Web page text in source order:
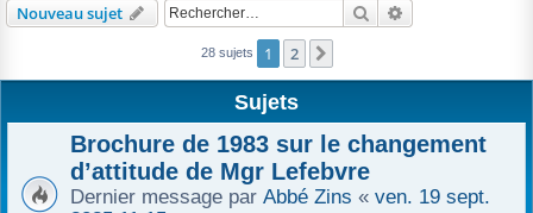
e
r
Nouveau sujet Rechercher
28 sujets 1 2
Sujets
Brochure de 1983 sur le changement
d’attitude de Mgr Lefebvre
Dernier message par Abbé Zins « ven. 19 sept.